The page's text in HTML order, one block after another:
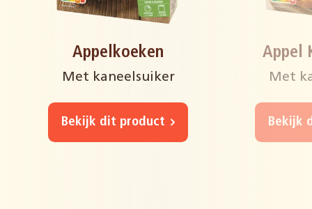
Appelkoeken
Met kaneelsuiker
Bekijk dit product
Appel
Met
Bekijk